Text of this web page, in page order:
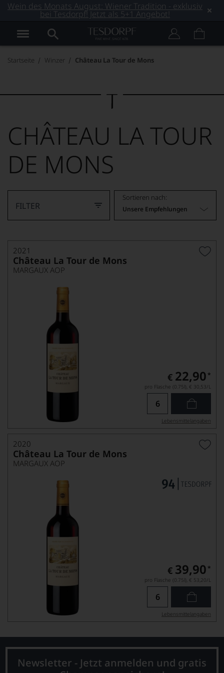
Wein des Monats August: Wiener Tradition - exklusiv
bei Tesdorpf! Jetzt als 5+1 Angebot!
Startseite Winzer Château La Tour de Mons
CHÂTEAU LA TOUR
DE MONS
FILTER
Sortieren nach:
Unsere Empfehlungen
2021
Château La Tour de Mons
MARGAUX AOP
€ 22,90 *
pro Flasche (0.75l), € 30,53/L
Lebensmittel­angaben
2020
Château La Tour de Mons
MARGAUX AOP
€ 39,90 *
pro Flasche (0.75l), € 53,20/L
Lebensmittel­angaben
Newsletter - Jetzt anmelden und gratis